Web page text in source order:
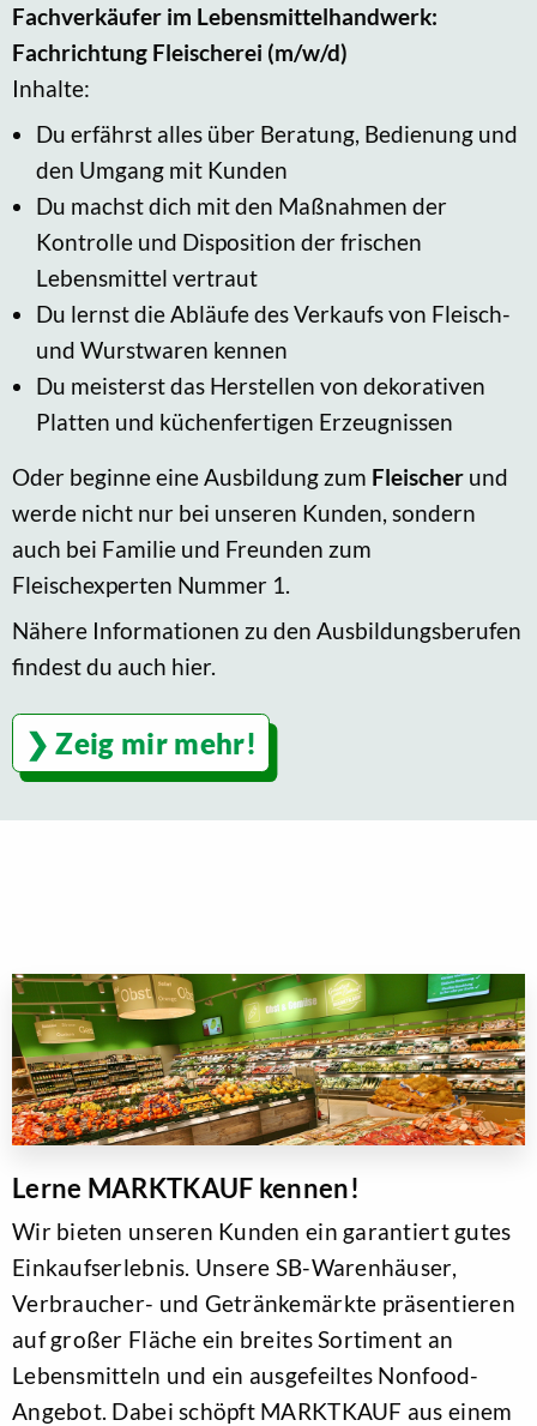
Fachverkäufer im Lebensmittelhandwerk:
Fachrichtung Fleischerei (m/w/d)
Inhalte:
Du erfährst alles über Beratung, Bedienung und
den Umgang mit Kunden
Du machst dich mit den Maßnahmen der
Kontrolle und Disposition der frischen
Lebensmittel vertraut
Du lernst die Abläufe des Verkaufs von Fleisch-
und Wurstwaren kennen
Du meisterst das Herstellen von dekorativen
Platten und küchenfertigen Erzeugnissen
Oder beginne eine Ausbildung zum Fleischer und
werde nicht nur bei unseren Kunden, sondern
auch bei Familie und Freunden zum
Fleischexperten Nummer 1.
Nähere Informationen zu den Ausbildungsberufen
findest du auch hier.
Zeig mir mehr!
Lerne MARKTKAUF kennen!
Wir bieten unseren Kunden ein garantiert gutes
Einkaufserlebnis. Unsere SB-Warenhäuser,
Verbraucher- und Getränkemärkte präsentieren
auf großer Fläche ein breites Sortiment an
Lebensmitteln und ein ausgefeiltes Nonfood-
Angebot. Dabei schöpft MARKTKAUF aus einem